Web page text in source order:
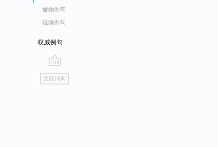
音频例句
视频例句
权威例句
go
top
返回词典